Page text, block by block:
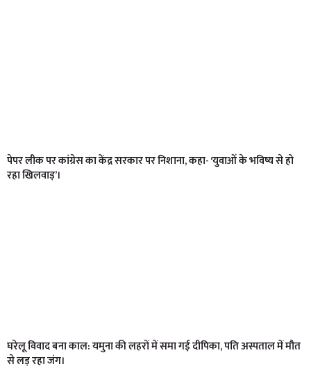
पेपर लीक पर कांग्रेस का केंद्र सरकार पर निशाना, कहा- ‘युवाओं के भविष्य से हो
रहा खिलवाड़’।
घरेलू विवाद बना काल: यमुना की लहरों में समा गई दीपिका, पति अस्पताल में मौत
से लड़ रहा जंग।